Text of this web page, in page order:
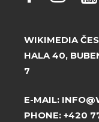
WIKIMEDIA
HALA 40,
7
E-MAIL:
PHONE: +420